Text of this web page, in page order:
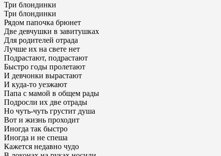
Три блондинки
Три блондинки
Рядом папочка брюнет
Две девчушки в завитушках
Для родителей отрада
Лучше их на свете нет
Подрастают, подрастают
Быстро годы пролетают
И девчонки вырастают
И куда-то уезжают
Папа с мамой в общем рады
Подросли их две отрады
Но чуть-чуть грустит душа
Вот и жизнь проходит
Иногда так быстро
Иногда и не спеша
Кажется недавно чудо